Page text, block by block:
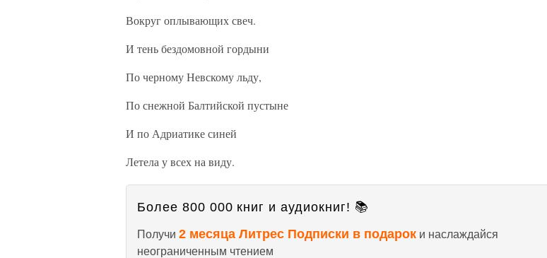
Вокруг оплывающих свеч.
И тень бездомовной гордыни
По черному Невскому льду,
По снежной Балтийской пустыне
И по Адриатике синей
Летела у всех на виду.
Более 800 000 книг и аудиокниг! 📚
Получи 2 месяца Литрес Подписки в подарок и наслаждайся
неограниченным чтением